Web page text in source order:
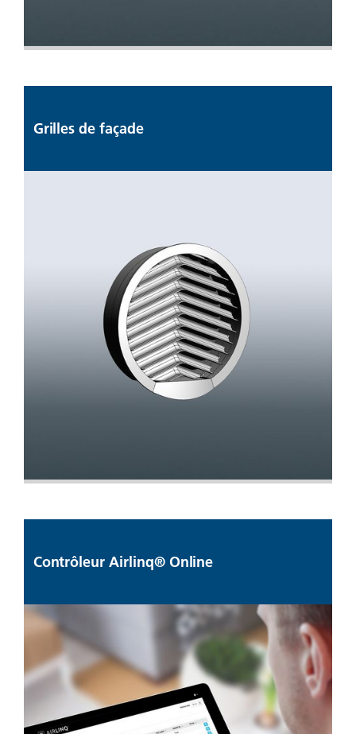
Grilles de façade
Contrôleur Airlinq® Online